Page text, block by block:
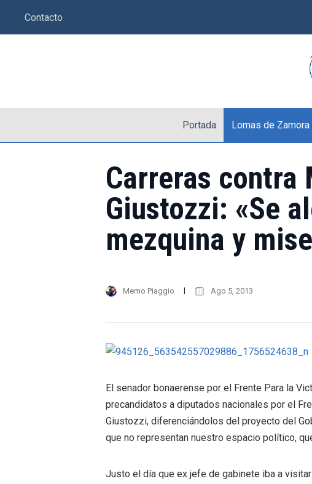
Contacto
Portada Lomas de Zamora
Carreras contra
Giustozzi: «Se
mezquina y
Memo Piaggio Ago 5, 2013
El senador bonaerense por el Frente Para la
precandidatos a diputados nacionales por el
Giustozzi, diferenciándolos del proyecto del
que no representan nuestro espacio político,
Justo el día que ex jefe de gabinete iba a